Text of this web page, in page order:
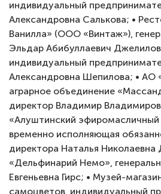
индивидуальный
Александровна Салькова; •
Ванилла» (ООО «Винтаж»),
Эльдар Абибуллаевич
индивидуальный
Александровна Шепилова; • АО
аграрное объединение
директор Владимир
«Алуштинский эфиромасличный
временно исполняющая
директора Наталья
«Дельфинарий Немо»,
Евгеньевна Гирс; • Музей-
самоцветов, индивидуальный